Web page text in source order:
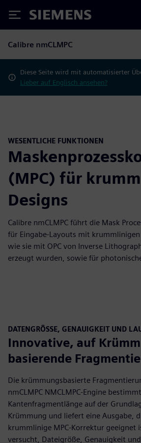
Siemens
Calibre nmCLMPC
Diese Seite wird mit automatisierter
Lieber auf Englisch ansehen?
WESENTLICHE FUNKTIONEN
(MPC) für
Designs
Calibre nmCLMPC führt die Mask
für Eingabe-Layouts mit krummlinigen
wie sie mit OPC von Inverse
erzeugt wurden, sowie für
DATENGRÖSSE, GENAUIGKEIT UND
Innovative, auf
basierende
Die krümmungsbasierte
nmCLMPC NMCLMPC-Engine
Kantenfragmentlänge auf der
Krümmung und liefert eine Ausgabe,
krummlinige MPC-Korrektur geeignet
versucht, Dateigröße, Genauigkeit